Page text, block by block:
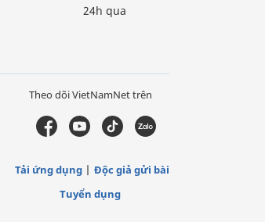
24h qua
Theo dõi VietNamNet trên
Tải ứng dụng
Độc giả gửi bài
Tuyển dụng